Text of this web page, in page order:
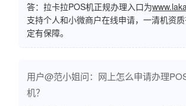
答：拉卡拉POS机正规办理入口为
支持个人和小微商户在线申请，一清机资
定有保障。
用户@范小姐问：网上怎么申请办理
机？